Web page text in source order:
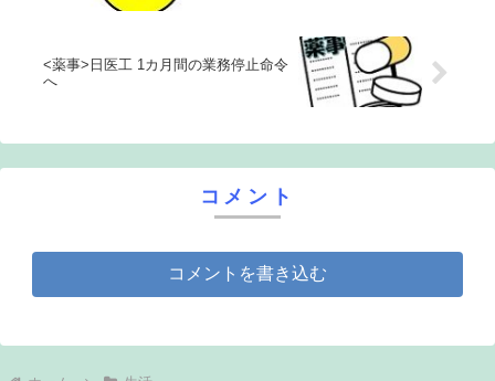
<薬事>日医工 1カ月間の業務停止命令
へ
コメント
コメントを書き込む